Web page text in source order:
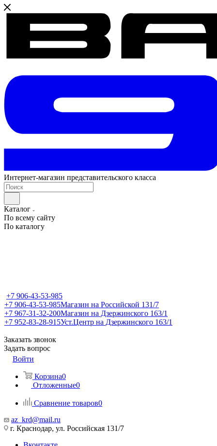
Интернет-магазин представительского класса
Каталог
По всему сайту
По каталогу
+7 906-43-53-985
+7 906-43-53-985Магазин на Российской 131/7
+7 967-31-32-200Магазин на Дзержинского 163/1
+7 952-83-28-915Уст.Центр на Дзержинского 163/1
Заказать звонок
Задать вопрос
Войти
Корзина0
Отложенные0
Сравнение товаров0
az_krd@mail.ru
г. Краснодар, ул. Российская 131/7